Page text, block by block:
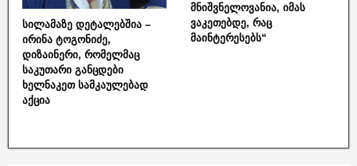
სილამაზე დეტალებშია –
ირინა ტოგონიძე,
დიზაინერი, რომელმაც
საკუთარი განცდები
ხელნაკეთ სამკაულებად
აქცია
მნიშვნელოვანია, იმას
ვაკეთებდე, რაც
მაინტერესებს“